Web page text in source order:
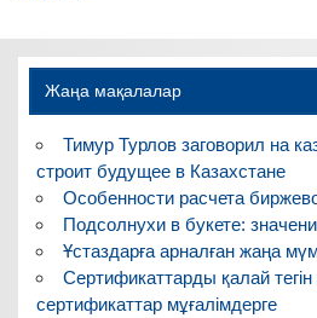
Жаңа мақалалар
Тимур Турлов заговорил на
строит будущее в Казахстане
Особенности расчета
Подсолнухи в букете:
Ұстаздарға арналған жаңа
Сертификаттарды қалай
сертификаттар мұғалімдерге